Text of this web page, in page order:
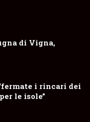
di Vigna,
i rincari dei
le isole”